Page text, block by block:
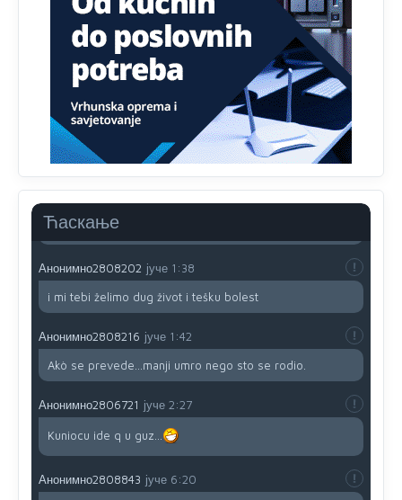
Ћаскање
Анонимно2806721 јуче 12:39
791 BiH nije priznala Kosovo kao nezavisnu državu jer
genocidna tvorevina pravi smetnju a recimo Srbija je
davnopriznala.Nasvakom proizvodu iz Srbije stoji -
uvoznik za Kosovo
Анонимно2806721 јуче 12:45
da brani? A imamo vojsku Kosova kojoj želimo svako
dobro i da se što bolje opreme
Анонимно2808202 јуче 1:38
i mi tebi želimo dug život i tešku bolest
Анонимно2808216 јуче 1:42
Akò se prevede...manji umro nego sto se rodio.
Анонимно2806721 јуче 2:27
Kuniocu ide q u guz...
Анонимно2808843 јуче 6:20